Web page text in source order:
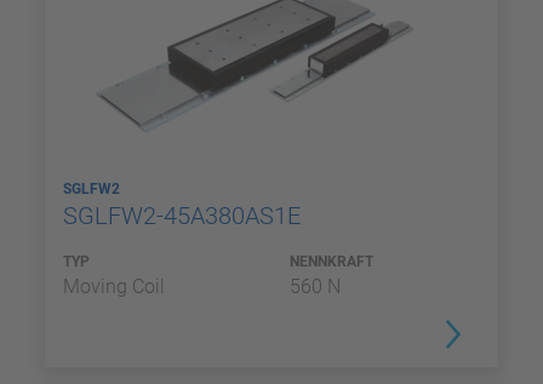
SGLFW2
SGLFW2-45A380AS1E
TYP
Moving Coil
NENNKRAFT
560 N